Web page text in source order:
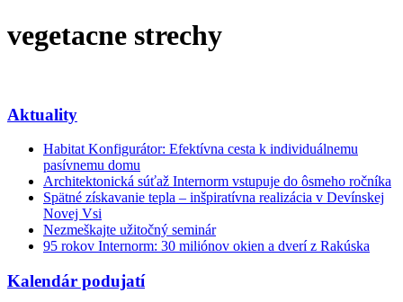
vegetacne strechy
Aktuality
Habitat Konfigurátor: Efektívna cesta k individuálnemu
pasívnemu domu
Architektonická súťaž Internorm vstupuje do ôsmeho ročníka
Spätné získavanie tepla – inšpiratívna realizácia v Devínskej
Novej Vsi
Nezmeškajte užitočný seminár
95 rokov Internorm: 30 miliónov okien a dverí z Rakúska
Kalendár podujatí